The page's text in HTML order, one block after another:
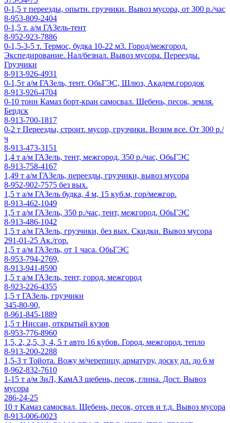
0-1,5 т переезды, опытн. грузчики. Вывоз мусора, от 300 р./час
8-953-809-2404
0-1,5 т. а/м ГАЗель-тент
8-952-923-7886
0-1,5-3-5 т. Термос, будка 10-22 м3. Город/межгород.
Экспедирование. Нал/безнал. Вывоз мусора. Переезды.
Грузчики
8-913-926-4931
0-1,5т а/м ГАЗель, тент. ОбьГЭС, Шлюз, Академ.городок
8-913-926-4704
0-10 тонн Камаз борт-кран самосвал. Щебень, песок, земля.
Бердск
8-913-700-1817
0-2 т Переезды, строит. мусор, грузчики. Возим все. От 300 р./
ч
8-913-473-3151
1,4 т а/м ГАЗель, тент, межгород, 350 р./час, ОбьГЭС
8-913-758-4167
1,49 т а/м ГАЗель, переезды, грузчики, вывоз мусора
8-952-902-7575 без вых.
1,5 т а/м ГАЗель будка, 4 м, 15 куб.м, гор/межгор.
8-913-462-1049
1,5 т а/м ГАЗель, 350 р./час, тент, межгород, ОбьГЭС
8-913-486-1042
1,5 т а/м ГАЗель, грузчики, без вых. Скидки. Вывоз мусора
291-01-25 Ак./гор.
1,5 т а/м ГАЗель, от 1 часа. ОбьГЭС
8-953-794-2769,
8-913-941-8590
1,5 т а/м ГАЗель, тент, город, межгород
8-923-226-4355
1,5 т ГАЗель, грузчики
345-80-90,
8-961-845-1889
1,5 т Ниссан, открытый кузов
8-953-776-8960
1,5, 2, 2,5, 3, 4, 5 т авто 16 кубов. Город, межгород, тепло
8-913-200-2288
1,5-3 т Тойота. Вожу м/черепицу, арматуру, доску дл. до 6 м
8-962-832-7610
1-15 т а/м ЗиЛ, КамАЗ щебень, песок, глина. Дост. Вывоз
мусора
286-24-25
10 т Камаз самосвал. Щебень, песок, отсев и т.д. Вывоз мусора
8-913-006-0023